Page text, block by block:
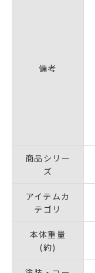
備考
商品シリー
ズ
アイテムカ
テゴリ
本体重量
(約)